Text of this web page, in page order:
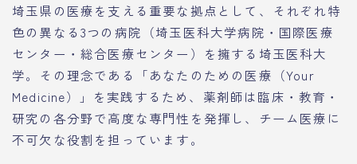
埼玉県の医療を支える重要な拠点として、それぞれ特
色の異なる3つの病院（埼玉医科大学病院・国際医療
センター・総合医療センター）を擁する埼玉医科大
学。その理念である「あなたのための医療（Your
Medicine）」を実践するため、薬剤師は臨床・教育・
研究の各分野で高度な専門性を発揮し、チーム医療に
不可欠な役割を担っています。